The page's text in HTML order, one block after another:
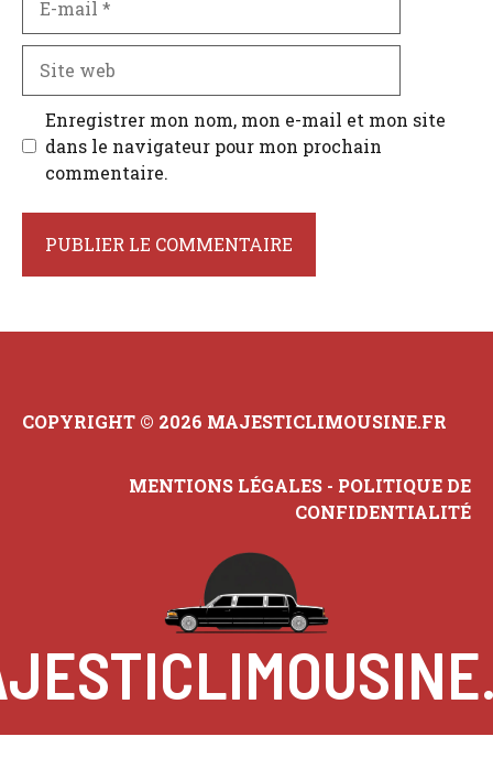
mail
web
Enregistrer mon nom, mon e-mail et mon site
dans le navigateur pour mon prochain
commentaire.
COPYRIGHT © 2026 MAJESTICLIMOUSINE.FR
MENTIONS LÉGALES - POLITIQUE DE
CONFIDENTIALITÉ